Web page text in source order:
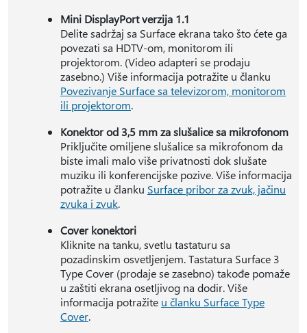
Mini DisplayPort verzija 1.1
Delite sadržaj sa Surface ekrana tako što ćete ga
povezati sa HDTV-om, monitorom ili
projektorom. (Video adapteri se prodaju
zasebno.) Više informacija potražite u članku
Povezivanje Surface sa televizorom, monitorom
ili projektorom.
Konektor od 3,5 mm za slušalice sa mikrofonom
Priključite omiljene slušalice sa mikrofonom da
biste imali malo više privatnosti dok slušate
muziku ili konferencijske pozive. Više informacija
potražite u članku Surface pribor za zvuk, jačinu
zvuka i zvuk.
Cover konektori
Kliknite na tanku, svetlu tastaturu sa
pozadinskim osvetljenjem. Tastatura Surface 3
Type Cover (prodaje se zasebno) takođe pomaže
u zaštiti ekrana osetljivog na dodir. Više
informacija potražite u članku Surface Type
Cover.